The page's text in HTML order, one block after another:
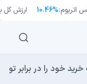
اتریوم:10.46% ارزش کل
خود را در برابر
فوری‌تر از است